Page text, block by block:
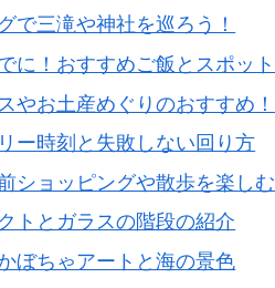
で三滝や神社を巡ろう！
に！おすすめご飯とスポット
やお土産めぐりのおすすめ！
ー時刻と失敗しない回り方
ショッピングや散歩を楽しむ
トとガラスの階段の紹介
ぼちゃアートと海の景色